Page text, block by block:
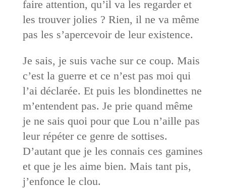
faire attention, qu’il va les regarder et
les trouver jolies ? Rien, il ne va même
pas les s’apercevoir de leur existence.
Je sais, je suis vache sur ce coup. Mais
c’est la guerre et ce n’est pas moi qui
l’ai déclarée. Et puis les blondinettes ne
m’entendent pas. Je prie quand même
je ne sais quoi pour que Lou n’aille pas
leur répéter ce genre de sottises.
D’autant que je les connais ces gamines
et que je les aime bien. Mais tant pis,
j’enfonce le clou.